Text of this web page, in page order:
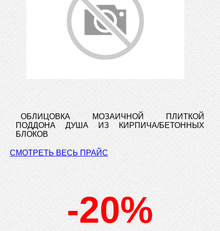
ОБЛИЦОВКА МОЗАИЧНОЙ ПЛИТКОЙ
ПОДДОНА ДУША ИЗ КИРПИЧА/БЕТОННЫХ
БЛОКОВ
СМОТРЕТЬ ВЕСЬ ПРАЙС
-20%